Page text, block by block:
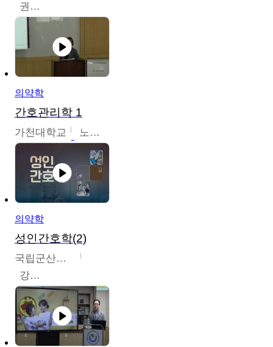
권보인
의약학
간호관리학 1
가천대학교 노원정
의약학
성인간호학(2)
국립군산대학교
강경아